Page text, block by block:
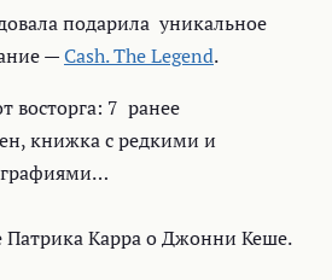
подарила уникальное
—Cash. The Legend.
восторга: 7 ранее
книжка с редкими и
Патрика Карра о Джонни Кеше.